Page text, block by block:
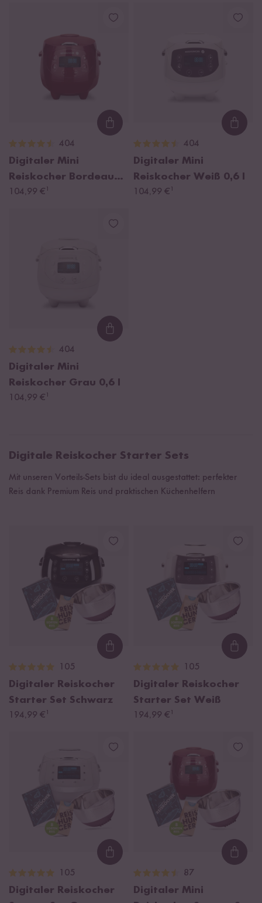
Loading...
404
Digitaler Mini
Reiskocher Bordeaux
0,6 l
104,99 € ¹
404
Digitaler Mini
Reiskocher Weiß 0,6 l
104,99 € ¹
Loading...
404
Digitaler Mini
Reiskocher Grau 0,6 l
104,99 € ¹
Digitale Reiskocher Starter Sets
Mit unseren Vorteils-Sets bist du ideal ausgestattet: perfekter
Reis dank Premium Reis und praktischen Küchenhelfern
Loading...
105
Digitaler Reiskocher
Starter Set Schwarz
194,99 € ¹
105
Digitaler Reiskocher
Starter Set Weiß
194,99 € ¹
Loading...
105
Digitaler Reiskocher
87
Digitaler Mini